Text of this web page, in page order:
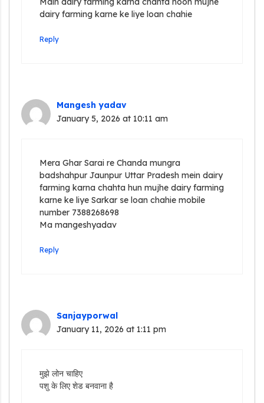
dairy farming karne ke liye loan chahie
Reply
Mangesh yadav
January 5, 2026 at 10:11 am
Mera Ghar Sarai re Chanda mungra
badshahpur Jaunpur Uttar Pradesh mein dairy
farming karna chahta hun mujhe dairy farming
karne ke liye Sarkar se loan chahie mobile
number 7388268698
Ma mangeshyadav
Reply
Sanjayporwal
January 11, 2026 at 1:11 pm
मुझे लोन चाहिए
पशु के लिए शेड बनवाना है